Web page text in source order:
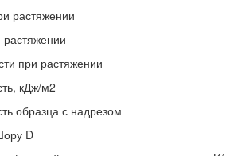
растяжении
при растяжении
кДж/м2
образца с надрезом
D